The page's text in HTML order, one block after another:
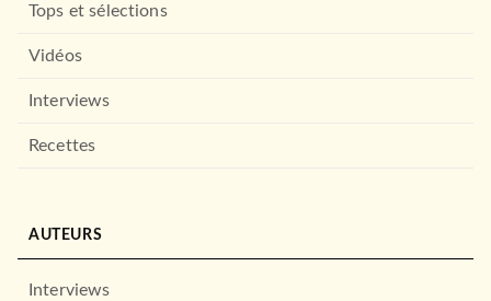
Tops et sélections
Vidéos
Interviews
Recettes
AUTEURS
Interviews